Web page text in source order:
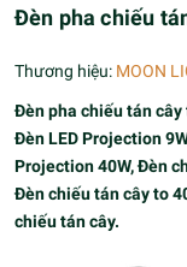
Đèn pha chiếu
Thương hiệu: MOON
Đèn pha chiếu tán cây
Đèn LED Projection
Projection 40W, Đèn
Đèn chiếu tán cây to
chiếu tán cây.